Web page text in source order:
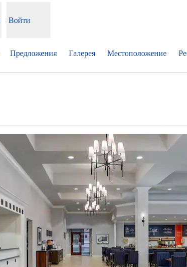
Войти
Предложения Галерея Местоположение